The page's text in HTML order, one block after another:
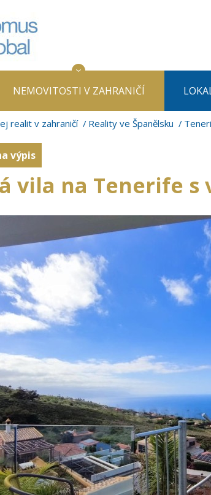
NEMOVITOSTI V ZAHRANIČÍ
realit v zahraničí Reality ve Španělsku
výpis
vila na Tenerife s